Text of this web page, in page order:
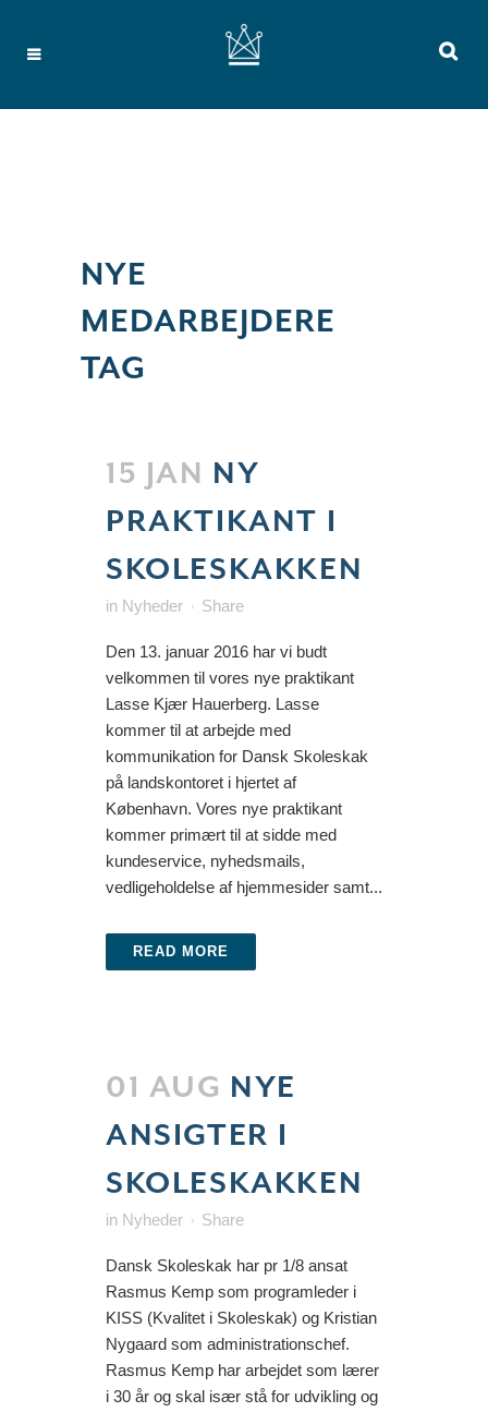
NYE
MEDARBEJDERE
TAG
15 JAN NY
PRAKTIKANT I
SKOLESKAKKEN
in Nyheder Share
Den 13. januar 2016 har vi budt
velkommen til vores nye praktikant
Lasse Kjær Hauerberg. Lasse
kommer til at arbejde med
kommunikation for Dansk Skoleskak
på landskontoret i hjertet af
København. Vores nye praktikant
kommer primært til at sidde med
kundeservice, nyhedsmails,
vedligeholdelse af hjemmesider samt...
READ MORE
01 AUG NYE
ANSIGTER I
SKOLESKAKKEN
in Nyheder Share
Dansk Skoleskak har pr 1/8 ansat
Rasmus Kemp som programleder i
KISS (Kvalitet i Skoleskak) og Kristian
Nygaard som administrationschef.
Rasmus Kemp har arbejdet som lærer
i 30 år og skal især stå for udvikling og